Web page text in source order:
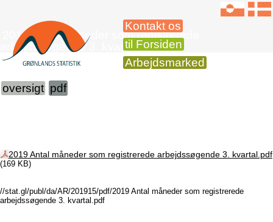
Kontakt os
til Forsiden
Arbejdsmarked
2019 Antal måneder som registrerede
arbejdssøgende 3. kvartal
oversigt pdf
2019 Antal måneder som registrerede arbejdssøgende 3. kvartal.pdf
(169 KB)
//stat.gl/publ/da/AR/201915/pdf/2019 Antal måneder som registrerede
arbejdssøgende 3. kvartal.pdf